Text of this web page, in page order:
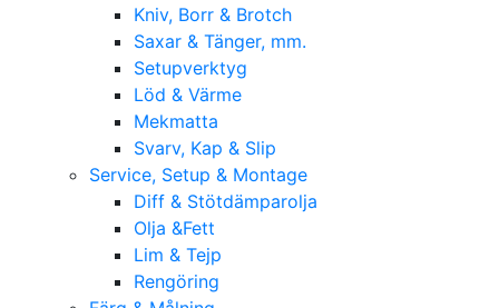
Kniv, Borr & Brotch
Saxar & Tänger, mm.
Setupverktyg
Löd & Värme
Mekmatta
Svarv, Kap & Slip
Service, Setup & Montage
Diff & Stötdämparolja
Olja &Fett
Lim & Tejp
Rengöring